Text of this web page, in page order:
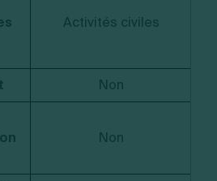
Activités civiles
Non
Non